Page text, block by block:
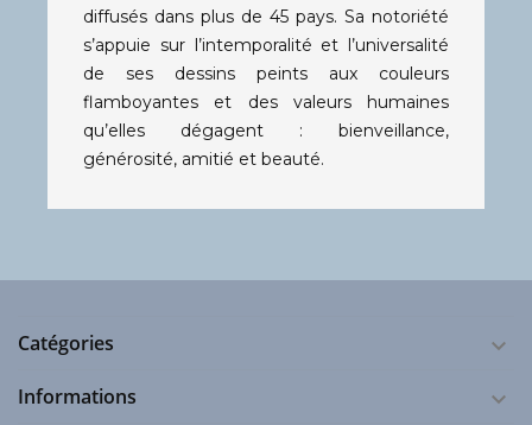
diffusés dans plus de 45 pays. Sa notoriété
s’appuie sur l’intemporalité et l’universalité
de ses dessins peints aux couleurs
flamboyantes et des valeurs humaines
qu’elles dégagent : bienveillance,
générosité, amitié et beauté.
Catégories 
Informations 